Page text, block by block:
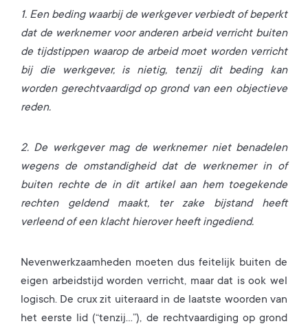
1. Een beding waarbij de werkgever verbiedt of beperkt
dat de werknemer voor anderen arbeid verricht buiten
de tijdstippen waarop de arbeid moet worden verricht
bij die werkgever, is nietig, tenzij dit beding kan
worden gerechtvaardigd op grond van een objectieve
reden.
2. De werkgever mag de werknemer niet benadelen
wegens de omstandigheid dat de werknemer in of
buiten rechte de in dit artikel aan hem toegekende
rechten geldend maakt, ter zake bijstand heeft
verleend of een klacht hierover heeft ingediend.
Nevenwerkzaamheden moeten dus feitelijk buiten de
eigen arbeidstijd worden verricht, maar dat is ook wel
logisch. De crux zit uiteraard in de laatste woorden van
het eerste lid (“tenzij…”), de rechtvaardiging op grond